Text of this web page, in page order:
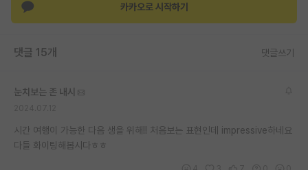
카카오로 시작하기
댓글 15개 댓글쓰기
눈치보는 존 내시
시간 여행이 가능한 다음 생을 위해!! 처음보는 표현인데 impressive하네요
다들 화이팅해봅시다ㅎㅎ